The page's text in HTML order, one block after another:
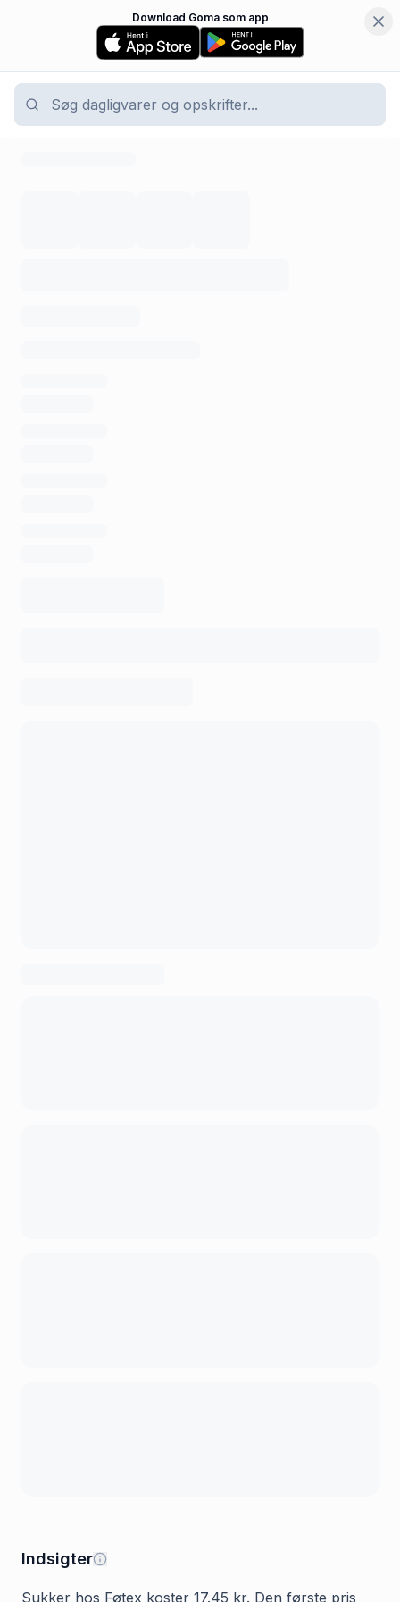
Download Goma som app
Indsigter
Sukker hos Føtex koster 17.45 kr. Den første pris